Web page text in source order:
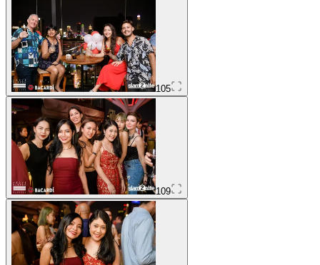
105
109